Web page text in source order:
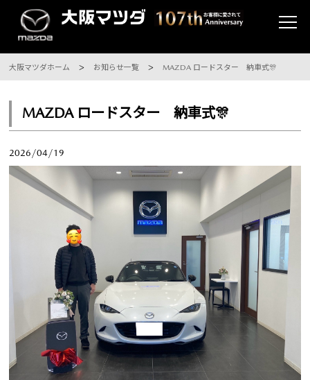
大阪マツダホーム お知らせ一覧 MAZDA ロードスター 納車式🎊
MAZDA ロードスター 納車式🎊
2026/04/19